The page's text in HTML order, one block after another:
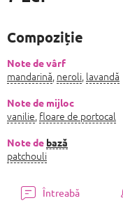
Compoziție
Note de vârf
mandarină neroli lavandă
Note de mijloc
vanilie floare de portocal
Note de bază
patchouli
Întreabă